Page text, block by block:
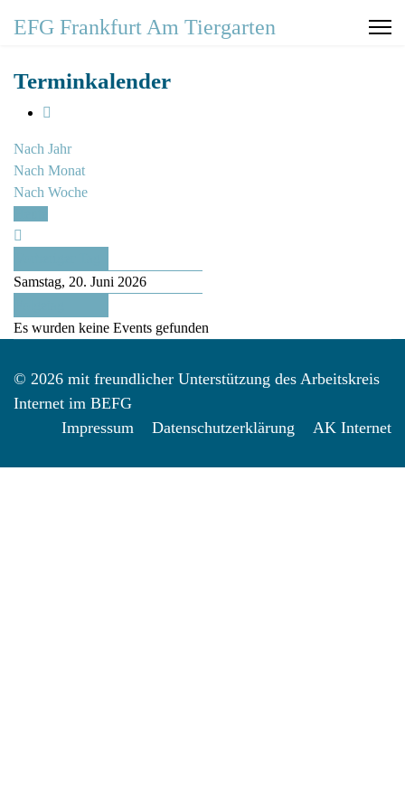
EFG Frankfurt Am Tiergarten
Terminkalender
Nach Jahr
Nach Monat
Nach Woche
Samstag, 20. Juni 2026
Es wurden keine Events gefunden
© 2026 mit freundlicher Unterstützung des Arbeitskreis
Internet im BEFG
Impressum
Datenschutzerklärung AK Internet